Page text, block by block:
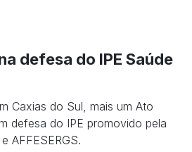
defesa do IPE Saúde
Caxias do Sul, mais um Ato
defesa do IPE promovido pela
AFFESERGS.